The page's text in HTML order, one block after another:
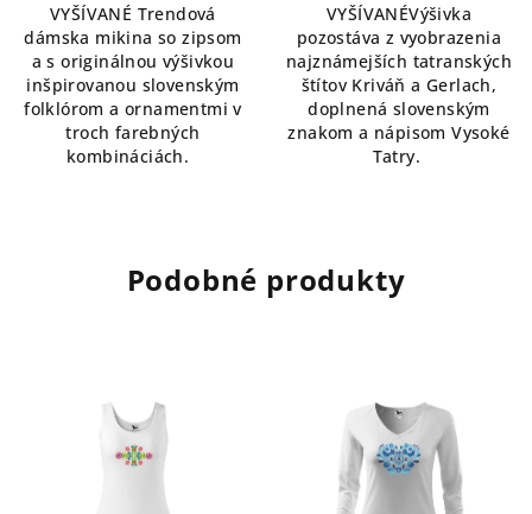
VYŠÍVANÉ Trendová
dámska mikina so zipsom
a s originálnou výšivkou
inšpirovanou slovenským
folklórom a ornamentmi v
troch farebných
kombináciách.
VYŠÍVANÉVýšivka
pozostáva z vyobrazenia
najznámejších tatranských
štítov Kriváň a Gerlach,
doplnená slovenským
znakom a nápisom Vysoké
Tatry.
Podobné produkty